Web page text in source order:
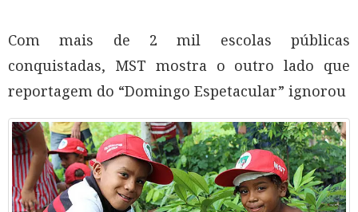
Com mais de 2 mil escolas públicas
conquistadas, MST mostra o outro lado que
reportagem do “Domingo Espetacular” ignorou